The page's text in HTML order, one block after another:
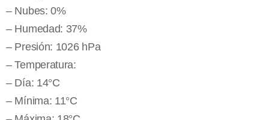
– Nubes: 0%
– Humedad: 37%
– Presión: 1026 hPa
– Temperatura:
– Día: 14°C
– Mínima: 11°C